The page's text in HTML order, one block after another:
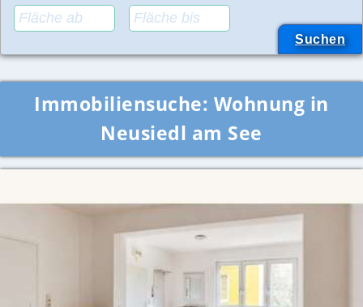
Immobiliensuche: Wohnung in
Neusiedl am See